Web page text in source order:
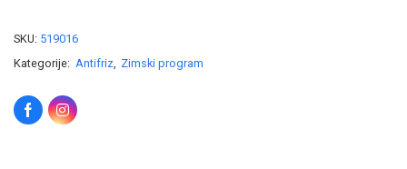
SKU: 519016
Kategorije: Antifriz, Zimski program